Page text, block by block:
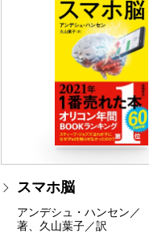
スマホ脳
アンデシュ・ハンセン／
著、久山葉子／訳